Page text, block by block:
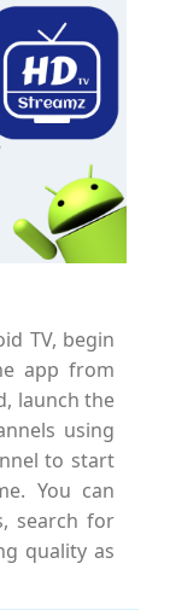
TV, begin
app from
launch the
using
to start
You can
search for
quality as